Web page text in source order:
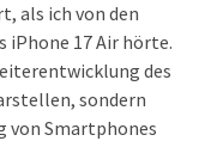
als ich von den
iPhone 17 Air hörte.
des
sondern
von Smartphones